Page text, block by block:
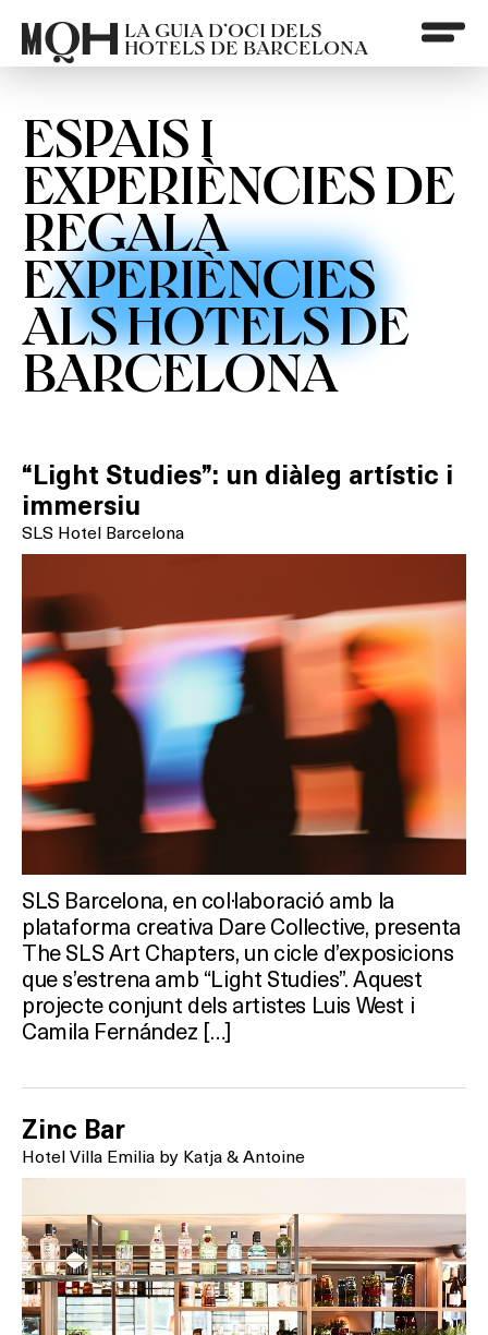
LA GUIA D’OCI DELS
HOTELS DE BARCELONA
ESPAIS I
EXPERIÈNCIES DE
REGALA
EXPERIÈNCIES
ALS HOTELS DE
BARCELONA
“Light Studies”: un diàleg artístic i
immersiu
SLS Hotel Barcelona
SLS Barcelona, en col·laboració amb la
plataforma creativa Dare Collective, presenta
The SLS Art Chapters, un cicle d’exposicions
que s’estrena amb “Light Studies”. Aquest
projecte conjunt dels artistes Luis West i
Camila Fernández […]
Zinc Bar
Hotel Villa Emilia by Katja & Antoine